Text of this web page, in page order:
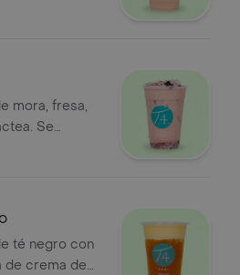
mora, fresa,
Se
té negro con
de crema de